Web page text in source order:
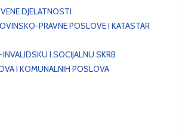
DJELATNOSTI
PRAVNE POSLOVE I KATASTAR
I SOCIJALNU SKRB
I KOMUNALNIH POSLOVA